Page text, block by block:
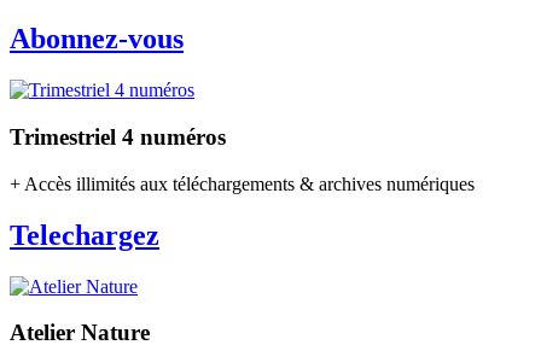
Abonnez-vous
Trimestriel 4 numéros
+ Accès illimités aux téléchargements & archives numériques
Telechargez
Atelier Nature